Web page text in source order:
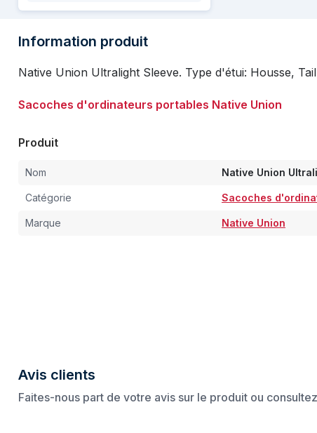
Information produit
Native Union Ultralight Sleeve. Type d'étui: Housse,
Sacoches d'ordinateurs portables Native Union
Produit
Nom Native Union
Catégorie Sacoches
Marque Native Union
Avis clients
Faites-nous part de votre avis sur le produit ou